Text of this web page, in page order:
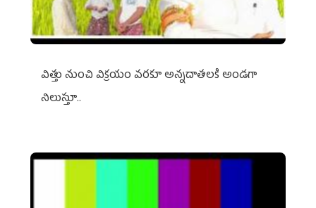
విత్తు నుంచి విక్రయం వరకూ అన్నదాతలకి అండగా
నిలుస్తూ..